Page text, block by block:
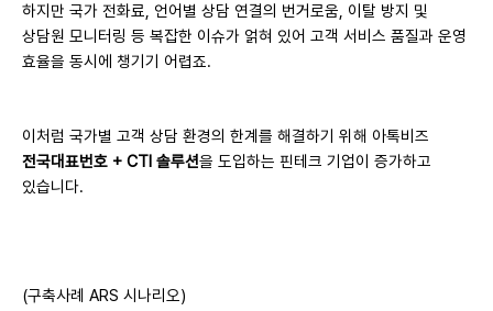
하지만 국가 전화료, 언어별 상담 연결의 번거로움, 이탈 방지 및
상담원 모니터링 등 복잡한 이슈가 얽혀 있어 고객 서비스 품질과 운영
효율을 동시에 챙기기 어렵죠.
이처럼 국가별 고객 상담 환경의 한계를 해결하기 위해 아톡비즈
전국대표번호 + CTI 솔루션을 도입하는 핀테크 기업이 증가하고
있습니다.
(구축사례 ARS 시나리오)